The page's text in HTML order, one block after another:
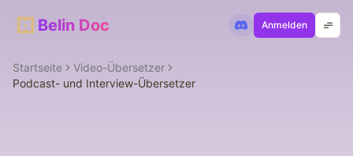
Belin Doc Anmelden
Startseite
Video-Übersetzer
Podcast- und Interview-Übersetzer